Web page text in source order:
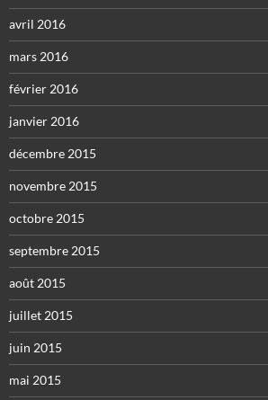
avril 2016
mars 2016
février 2016
janvier 2016
décembre 2015
novembre 2015
octobre 2015
septembre 2015
août 2015
juillet 2015
juin 2015
mai 2015